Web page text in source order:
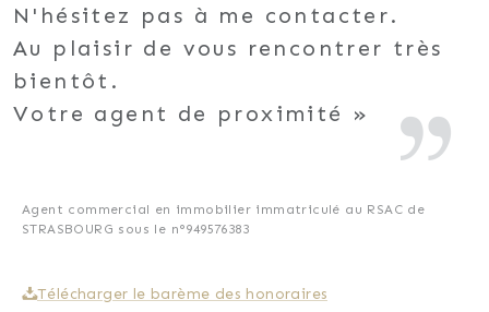
N'hésitez pas à me contacter.
Au plaisir de vous rencontrer très
bientôt.
Votre agent de proximité
Agent commercial en immobilier immatriculé au RSAC de
STRASBOURG sous le n°949576383
Télécharger le barème des honoraires